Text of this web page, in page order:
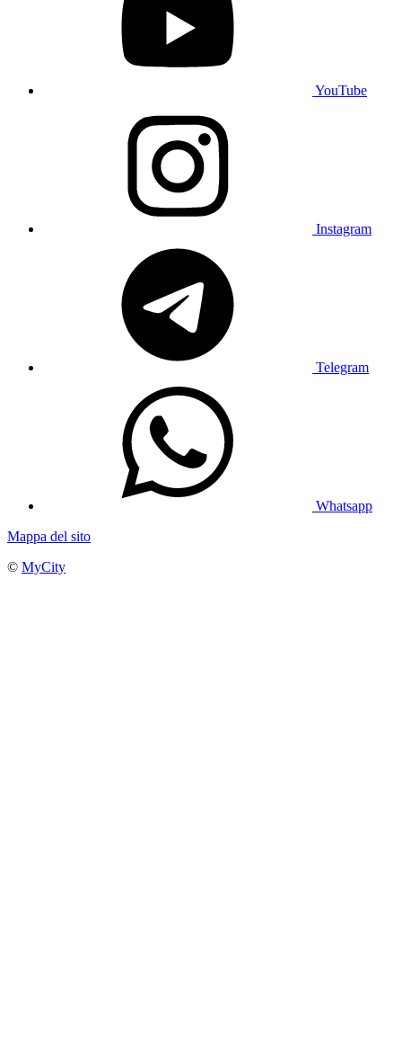
YouTube
Instagram
Telegram
Whatsapp
Mappa del sito
© MyCity